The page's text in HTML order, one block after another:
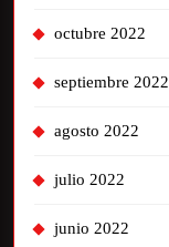
octubre 2022
septiembre 2022
agosto 2022
julio 2022
junio 2022